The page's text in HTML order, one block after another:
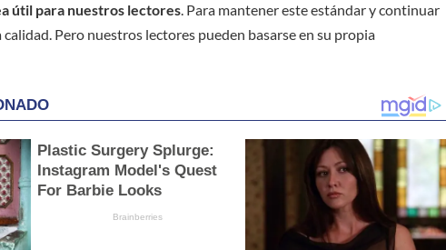
útil para nuestros lectores. Para mantener este estándar y continuar
Pero nuestros lectores pueden basarse en su propia